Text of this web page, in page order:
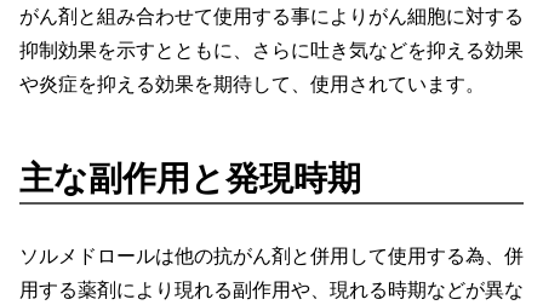
がん剤と組み合わせて使用する事によりがん細胞に対する
抑制効果を示すとともに、さらに吐き気などを抑える効果
や炎症を抑える効果を期待して、使用されています。
主な副作用と発現時期
ソルメドロールは他の抗がん剤と併用して使用する為、併
用する薬剤により現れる副作用や、現れる時期などが異な